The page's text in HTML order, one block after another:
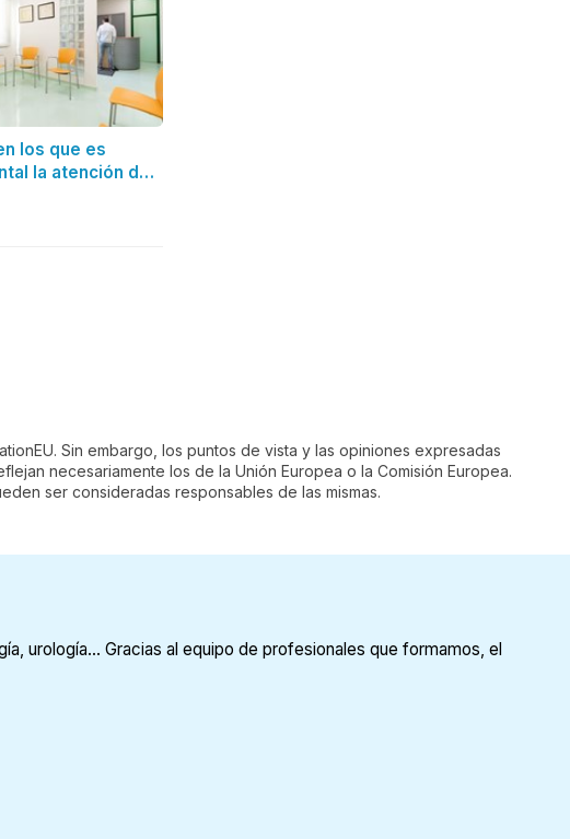
los que es
la atención de
Sin embargo, los puntos de vista y las opiniones expresadas
necesariamente los de la Unión Europea o la Comisión Europea.
ser consideradas responsables de las mismas.
urología... Gracias al equipo de profesionales que formamos, el